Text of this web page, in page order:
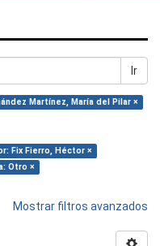
Ir
Martínez, María del Pilar ×
Fix Fierro, Héctor ×
Otro ×
Mostrar filtros avanzados